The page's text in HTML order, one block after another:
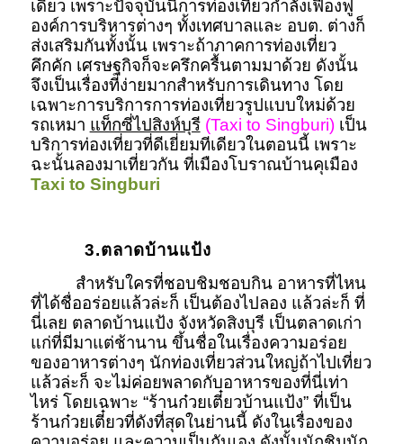
เดียว เพราะปัจจุบันนี้การท่องเที่ยวกำลังเฟื่องฟู
องค์การบริหารต่างๆ ทั้งเทศบาลและ อบต. ต่างก็
ส่งเสริมกันทั้งนั้น เพราะถ้าภาคการท่องเที่ยว
คึกคัก เศรษฐกิจก็จะครึกครื้นตามมาด้วย ดังนั้น
จึงเป็นเรื่องที่ง่ายมากสำหรับการเดินทาง โดย
เฉพาะการบริการการท่องเที่ยวรูปแบบใหม่ด้วย
รถเหมา แท็กซี่ไปสิงห์บุรี (Taxi to Singburi)เป็น
บริการท่องเที่ยวที่ดีเยี่ยมทีเดียวในตอนนี้ เพราะ
ฉะนั้นลองมาเที่ยวกัน ที่เมืองโบราณบ้านคุเมือง
Taxi to Singburi
3.ตลาดบ้านแป้ง
สำหรับใครที่ชอบชิมชอบกิน อาหารที่ไหน
ที่ได้ชื่ออร่อยแล้วล่ะก็ เป็นต้องไปลอง แล้วล่ะก็ ที่
นี่เลย ตลาดบ้านแป้ง จังหวัดสิงบุรี เป็นตลาดเก่า
แก่ที่มีมาแต่ช้านาน ขึ้นชื่อในเรื่องความอร่อย
ของอาหารต่างๆ นักท่องเที่ยวส่วนใหญ่ถ้าไปเที่ยว
แล้วล่ะก็ จะไม่ค่อยพลาดกับอาหารของที่นี่เท่า
ไหร่ โดยเฉพาะ “ร้านก๋วยเตี๋ยวบ้านแป้ง” ที่เป็น
ร้านก๋วยเตี๋ยวที่ดังที่สุดในย่านนี้ ดังในเรื่องของ